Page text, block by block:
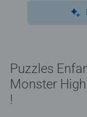
Puzzles
Monster
!